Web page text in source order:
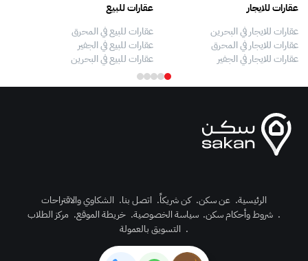
عقارات للايجار
عقارات للايجار في البحرين
عقارات للايجار في المحرق
عقارات للايجار في الجفير
عقارات للبيع
عقارات للبيع في المحرق
عقارات للبيع في الجفير
عقارات للبيع في البحرين
الرئيسية. عن سكن. كن شريكاً. اتصل بنا. الشكاوي والاقتراحات
. شروط وأحكام سكن. سياسة الخصوصية. خريطة الموقع. مركز الطلاب
. التسويق بالعمولة